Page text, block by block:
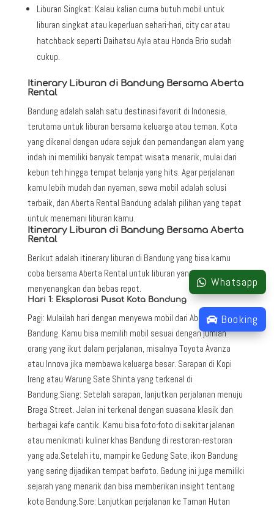
Liburan Singkat: Kalau kalian cuma butuh mobil untuk
liburan singkat atau keperluan sehari-hari, city car atau
hatchback seperti Daihatsu Ayla atau Honda Brio sudah
cukup.
Itinerary Liburan di Bandung Bersama Aberta
Rental
Bandung adalah salah satu destinasi favorit di Indonesia,
terutama untuk liburan bersama keluarga atau teman. Kota
yang dikenal dengan udara sejuk dan pemandangan alam yang
indah ini memiliki banyak tempat wisata menarik, mulai dari
kebun teh hingga tempat belanja yang hits. Agar perjalanan
kamu lebih mudah dan nyaman, sewa mobil adalah solusi
terbaik, dan Aberta Rental Bandung adalah pilihan yang tepat
untuk menemani liburan kamu.
Itinerary Liburan di Bandung Bersama Aberta
Rental
Berikut adalah itinerary liburan di Bandung yang bisa kamu
coba bersama Aberta Rental untuk liburan yang
menyenangkan dan bebas repot.
Hari 1: Eksplorasi Pusat Kota Bandung
Pagi: Mulailah hari dengan menyewa mobil dari Aberta Rental
Bandung. Kamu bisa memilih mobil sesuai dengan jumlah
orang yang ikut dalam perjalanan, misalnya Toyota Avanza
atau Innova jika membawa keluarga besar. Sarapan di Kopi
Ireng atau Warung Sate Shinta yang terkenal di
Bandung.Siang: Setelah sarapan, lanjutkan perjalanan menuju
Braga Street. Jalan ini terkenal dengan suasana klasik dan
berbagai kafe cantik. Kamu bisa foto-foto di sekitar jalanan
atau menikmati kuliner khas Bandung di restoran-restoran
yang ada.Setelah itu, mampir ke Gedung Sate, ikon Bandung
yang sering dijadikan tempat berfoto. Gedung ini juga memiliki
sejarah yang menarik dan bisa memberikan insight tentang
kota Bandung.Sore: Lanjutkan perjalanan ke Taman Hutan
Whatsapp
Booking